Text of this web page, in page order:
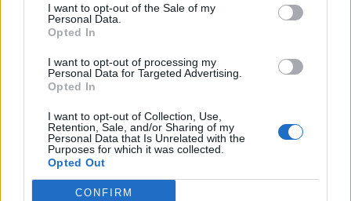
I want to opt-out of the Sale of my
Personal Data.
Opted In
I want to opt-out of processing my
Personal Data for Targeted Advertising.
Opted In
I want to opt-out of Collection, Use,
Retention, Sale, and/or Sharing of my
Personal Data that Is Unrelated with the
Purposes for which it was collected.
Opted Out
CONFIRM
04/12/2011
LUNGOTEVERE DEI VALLATI
Arrestato sul fatto 1I carabinieri
hanno arresto un pregiudicato
catanese di 40 anni,
responsabile di danneggiamento
abusivo di armi.